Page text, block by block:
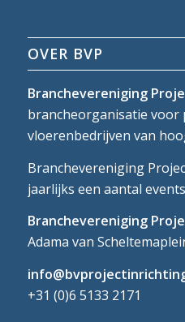
OVER BVP
Branchevereniging
brancheorganisatie
vloerenbedrijven van
Branchevereniging
jaarlijks een aantal
Branchevereniging
Adama van
+31 (0)6 5133 2171